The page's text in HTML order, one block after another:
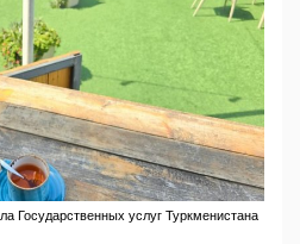
Государственных услуг Туркменистана